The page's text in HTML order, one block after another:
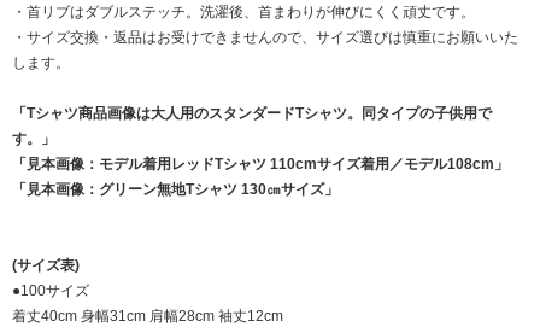
・首リブはダブルステッチ。洗濯後、首まわりが伸びにくく頑丈です。
・サイズ交換・返品はお受けできませんので、サイズ選びは慎重にお願いいた
します。
「Tシャツ商品画像は大人用のスタンダードTシャツ。同タイプの子供用で
す。」
「見本画像：モデル着用レッドTシャツ 110cmサイズ着用／モデル108cm」
「見本画像：グリーン無地Tシャツ 130㎝サイズ」
(サイズ表)
●100サイズ
着丈40cm 身幅31cm 肩幅28cm 袖丈12cm